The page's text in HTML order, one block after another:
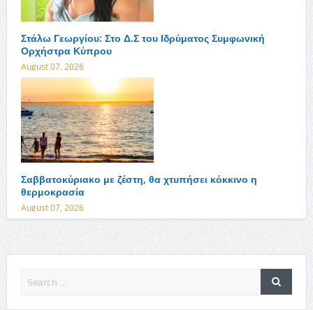
Στάλω Γεωργίου: Στο Δ.Σ του Ιδρύματος Συμφωνική
Ορχήστρα Κύπρου
August 07, 2026
Σαββατοκύριακο με ζέστη, θα χτυπήσει κόκκινο η
θερμοκρασία
August 07, 2026